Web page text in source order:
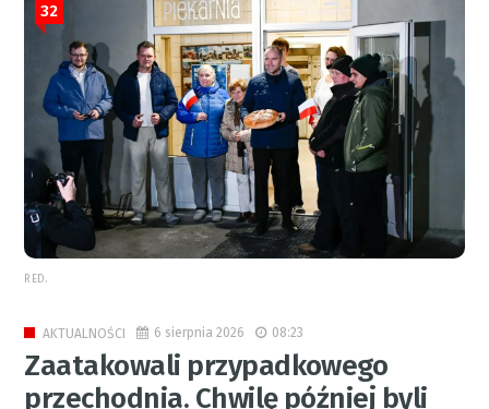
32
RED.
AKTUALNOŚCI 6 sierpnia 2026 08:23
Zaatakowali przypadkowego
przechodnia. Chwilę później byli